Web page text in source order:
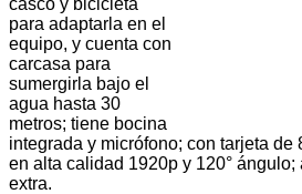
para adaptarla en el
equipo, y cuenta con
carcasa para
sumergirla bajo el
agua hasta 30
metros; tiene bocina
integrada y micrófono; con tarjeta de
en alta calidad 1920p y 120°
extra.